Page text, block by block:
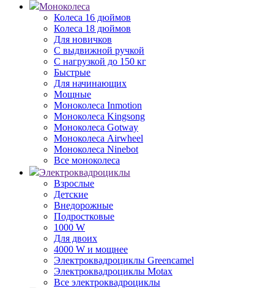
Моноколеса
Колеса 16 дюймов
Колеса 18 дюймов
Для новичков
С выдвижной ручкой
С нагрузкой до 150 кг
Быстрые
Для начинающих
Мощные
Моноколеса Inmotion
Моноколеса Kingsong
Моноколеса Gotway
Моноколеса Airwheel
Моноколеса Ninebot
Все моноколеса
Электроквадроциклы
Взрослые
Детские
Внедорожные
Подростковые
1000 W
Для двоих
4000 W и мощнее
Электроквадроциклы Greencamel
Электроквадроциклы Motax
Все электроквадроциклы